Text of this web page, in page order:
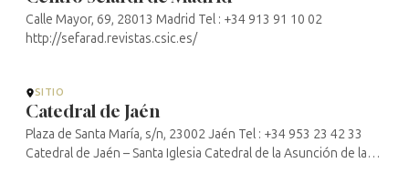
Calle Mayor, 69, 28013 Madrid Tel : +34 913 91 10 02
http://sefarad.revistas.csic.es/
SITIO
Catedral de Jaén
Plaza de Santa María, s/n, 23002 Jaén Tel : +34 953 23 42 33
Catedral de Jaén – Santa Iglesia Catedral de la Asunción de la